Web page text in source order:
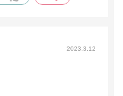
2023.3.12